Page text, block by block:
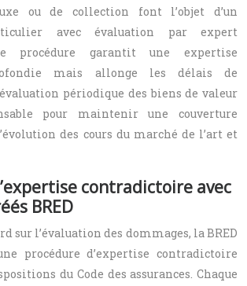
ou de collection font l’objet d’un
avec évaluation par expert
procédure garantit une expertise
mais allonge les délais de
périodique des biens de valeur
pour maintenir une couverture
des cours du marché de l’art et
contradictoire avec
BRED
sur l’évaluation des dommages, la BRED
procédure d’expertise contradictoire
du Code des assurances. Chaque